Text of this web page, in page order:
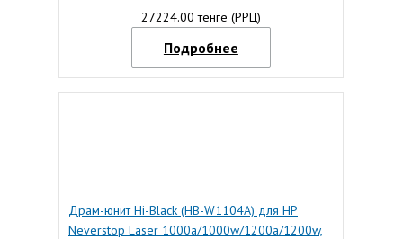
27224.00 тенге (РРЦ)
Подробнее
Драм-юнит Hi-Black (HB-W1104A) для HP
Neverstop Laser 1000a/1000w/1200a/1200w,